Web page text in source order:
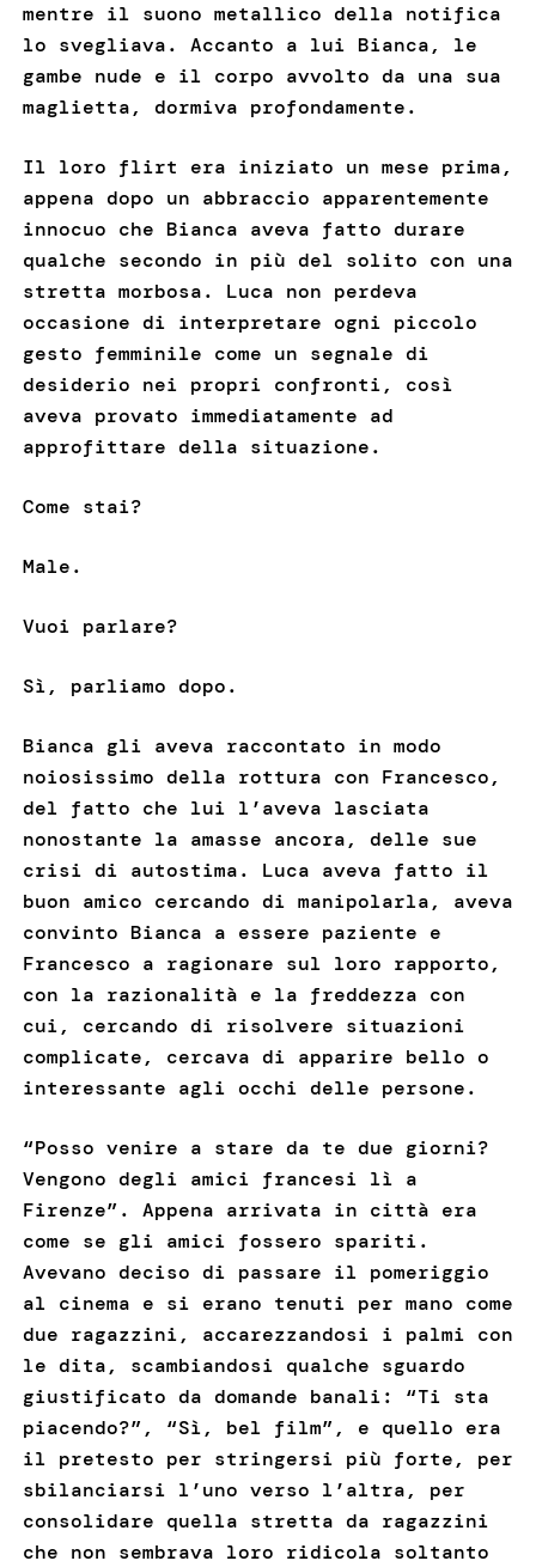
mentre il suono metallico della notifica
lo svegliava. Accanto a lui Bianca, le
gambe nude e il corpo avvolto da una sua
maglietta, dormiva profondamente.
Il loro flirt era iniziato un mese prima,
appena dopo un abbraccio apparentemente
innocuo che Bianca aveva fatto durare
qualche secondo in più del solito con una
stretta morbosa. Luca non perdeva
occasione di interpretare ogni piccolo
gesto femminile come un segnale di
desiderio nei propri confronti, così
aveva provato immediatamente ad
approfittare della situazione.
Come stai?
Male.
Vuoi parlare?
Sì, parliamo dopo.
Bianca gli aveva raccontato in modo
noiosissimo della rottura con Francesco,
del fatto che lui l’aveva lasciata
nonostante la amasse ancora, delle sue
crisi di autostima. Luca aveva fatto il
buon amico cercando di manipolarla, aveva
convinto Bianca a essere paziente e
Francesco a ragionare sul loro rapporto,
con la razionalità e la freddezza con
cui, cercando di risolvere situazioni
complicate, cercava di apparire bello o
interessante agli occhi delle persone.
“Posso venire a stare da te due giorni?
Vengono degli amici francesi lì a
Firenze”. Appena arrivata in città era
come se gli amici fossero spariti.
Avevano deciso di passare il pomeriggio
al cinema e si erano tenuti per mano come
due ragazzini, accarezzandosi i palmi con
le dita, scambiandosi qualche sguardo
giustificato da domande banali: “Ti sta
piacendo?”, “Sì, bel film”, e quello era
il pretesto per stringersi più forte, per
sbilanciarsi l’uno verso l’altra, per
consolidare quella stretta da ragazzini
che non sembrava loro ridicola soltanto